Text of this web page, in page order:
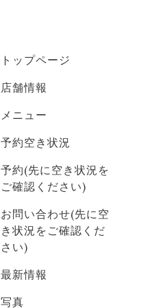
トップページ
店舗情報
メニュー
予約空き状況
予約(先に空き状況を
ご確認ください)
お問い合わせ(先に空
き状況をご確認くだ
さい)
最新情報
写真